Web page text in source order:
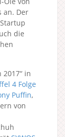
an. Der
die
in
4 Folge
Puffin,
von